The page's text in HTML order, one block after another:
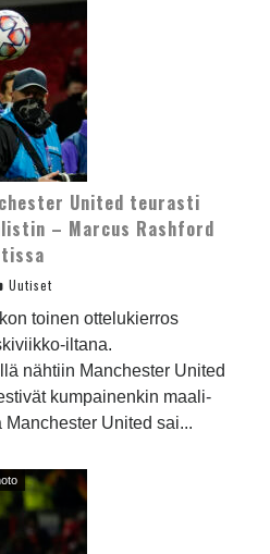
United teurasti
– Marcus Rashford
Uutiset
toinen ottelukierros
iltana.
nähtiin Manchester United
kumpainenkin maali-
United sai...